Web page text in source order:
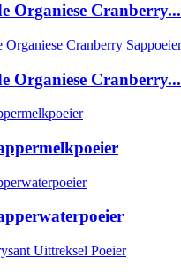
Organiese Cranberry...
Organiese Cranberry...